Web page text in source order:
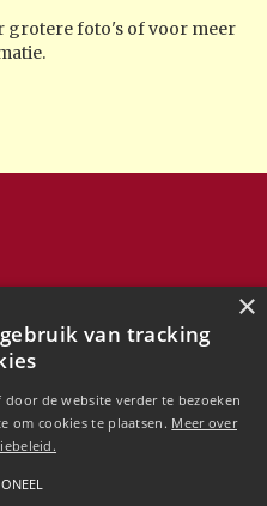
grotere foto's of voor meer
×
van tracking
door de website verder te bezoeken
om cookies te plaatsen. Meer over